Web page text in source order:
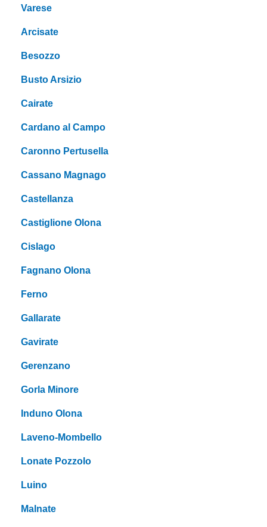
Varese
Arcisate
Besozzo
Busto Arsizio
Cairate
Cardano al Campo
Caronno Pertusella
Cassano Magnago
Castellanza
Castiglione Olona
Cislago
Fagnano Olona
Ferno
Gallarate
Gavirate
Gerenzano
Gorla Minore
Induno Olona
Laveno-Mombello
Lonate Pozzolo
Luino
Malnate